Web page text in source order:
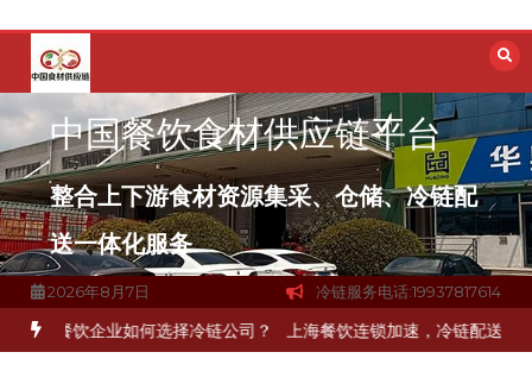
容
中国餐饮食材供应链平台
整合上下游食材资源集采、仓储、冷链配
送一体化服务
2026年8月7日 冷链服务电话:19937817614
餐饮企业如何选择冷链公司？ 上海餐饮连锁加速，冷链配送如何破解